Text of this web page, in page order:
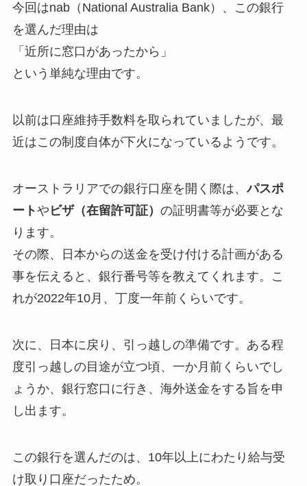
今回はnab（National Australia Bank）、この銀行
を選んだ理由は
「近所に窓口があったから」
という単純な理由です。
以前は口座維持手数料を取られていましたが、最
近はこの制度自体が下火になっているようです。
オーストラリアでの銀行口座を開く際は、パスポ
ートや ビザ（在留許可証） の証明書等が必要とな
ります。
その際、日本からの送金を受け付ける計画がある
事を伝えると、銀行番号等を教えてくれます。こ
れが2022年10月、丁度一年前くらいです。
次に、日本に戻り、引っ越しの準備です。ある程
度引っ越しの目途が立つ頃、一か月前くらいでし
ょうか、銀行窓口に行き、海外送金をする旨を申
し出ます。
この銀行を選んだのは、10年以上にわたり給与受
け取り口座だったため。